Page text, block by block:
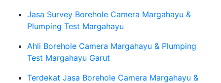
Jasa Survey Borehole Camera Margahayu &
Plumping Test Margahayu
Ahli Borehole Camera Margahayu & Plumping
Test Margahayu Garut
Terdekat Jasa Borehole Camera Margahayu &